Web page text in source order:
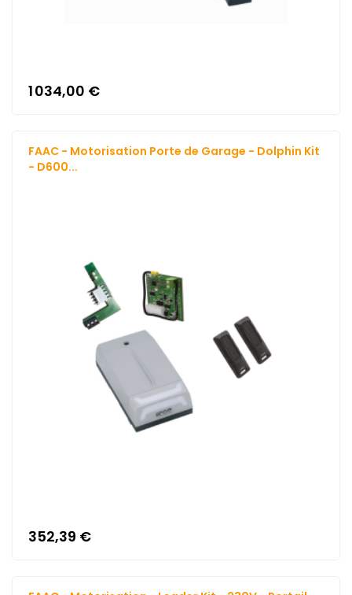
1 034,00 €
FAAC - Motorisation Porte de Garage - Dolphin Kit
- D600...
352,39 €